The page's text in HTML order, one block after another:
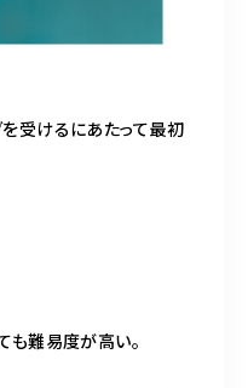
受けるにあたって最初
も難易度が高い。